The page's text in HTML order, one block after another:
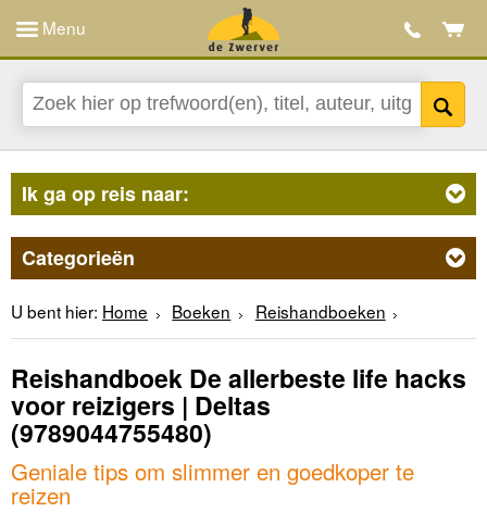
Menu
Ik ga op reis naar:
Categorieën
U bent hier: Home Boeken Reishandboeken
Reishandboek De allerbeste life hacks
voor reizigers | Deltas
(9789044755480)
Geniale tips om slimmer en goedkoper te
reizen